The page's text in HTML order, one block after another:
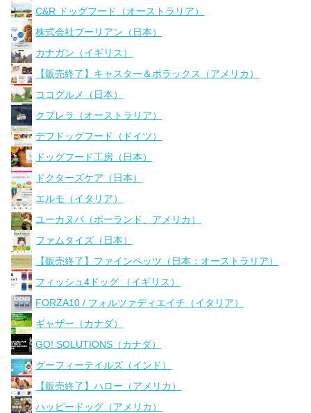
C&R ドッグフード（オーストラリア）
株式会社ブーリアン（日本）
カナガン（イギリス）
【販売終了】キャスター＆ポラックス（アメリカ）
ココグルメ（日本）
クプレラ（オーストラリア）
デフドッグフード（ドイツ）
ドッグフード工房（日本）
ドクターズケア（日本）
エルモ（イタリア）
ユーカヌバ（ポーランド、アメリカ）
ファムタイズ（日本）
【販売終了】ファインペッツ（日本：オーストラリア）
フィッシュ4ドッグ （イギリス）
FORZA10 / フォルツァディエイチ（イタリア）
ギャザー（カナダ）
GO! SOLUTIONS（カナダ）
グーフィーテイルズ（インド）
【販売終了】ハロー（アメリカ）
ハッピードッグ（アメリカ）